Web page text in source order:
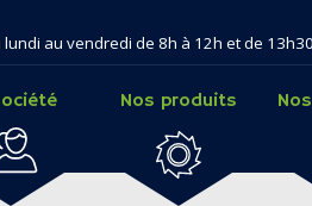
au vendredi de 8h à 12h et de
Nos produits